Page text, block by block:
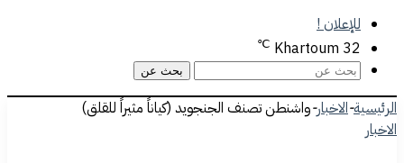
للإعلان !
Khartoum 32
℃
بحث عن
الرئيسية-الاخبار-واشنطن تصنف الجنجويد (كياناً مثيراً للقلق)
الاخبار